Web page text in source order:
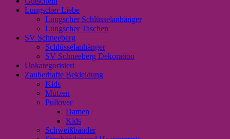
Lungscher Liebe
Lungscher Schlüsselanhänger
Lungscher Taschen
SV Schneeberg
Schlüsselanhänger
SV Schneeberg Dekoration
Unkategorisiert
Zauberhafte Bekleidung
Kids
Mützen
Pullover
Damen
Kids
Schweißbänder